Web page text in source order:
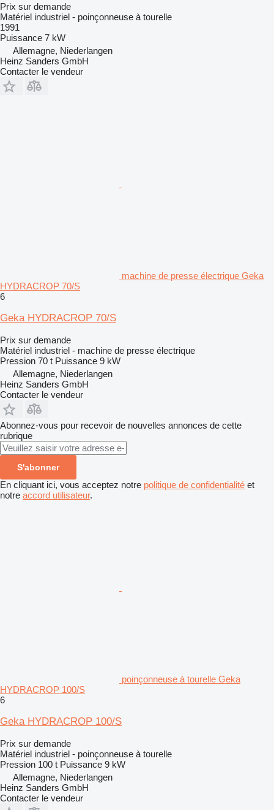
Prix sur demande
Matériel industriel - poinçonneuse à tourelle
1991
Puissance 7 kW
Allemagne, Niederlangen
Heinz Sanders GmbH
Contacter le vendeur
machine de presse électrique Geka
HYDRACROP 70/S
6
Geka HYDRACROP 70/S
Prix sur demande
Matériel industriel - machine de presse électrique
Pression 70 t Puissance 9 kW
Allemagne, Niederlangen
Heinz Sanders GmbH
Contacter le vendeur
Abonnez-vous pour recevoir de nouvelles annonces de cette
rubrique
S'abonner
En cliquant ici, vous acceptez notre politique de confidentialité et
notre accord utilisateur.
poinçonneuse à tourelle Geka
HYDRACROP 100/S
6
Geka HYDRACROP 100/S
Prix sur demande
Matériel industriel - poinçonneuse à tourelle
Pression 100 t Puissance 9 kW
Allemagne, Niederlangen
Heinz Sanders GmbH
Contacter le vendeur